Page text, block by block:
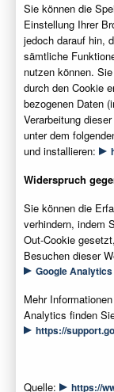
Sie können die
Einstellung Ihrer
jedoch darauf hin,
sämtliche
nutzen können.
durch den Cookie
bezogenen Daten
Verarbeitung
unter dem
und installieren:
Widerspruch
Sie können die
verhindern, indem
Out-Cookie
Besuchen dieser
Google
Mehr
Analytics finden
https://
Quelle: https://